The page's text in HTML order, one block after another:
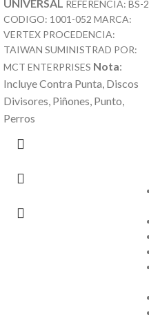
UNIVERSAL REFERENCIA: BS-2
CODIGO: 1001-052 MARCA:
VERTEX PROCEDENCIA:
TAIWAN SUMINISTRAD POR:
MCT ENTERPRISES Nota:
Incluye Contra Punta, Discos
Divisores, Piñones, Punto,
Perros